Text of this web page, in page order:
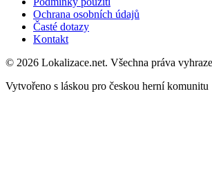
Ochrana osobních údajů
Časté dotazy
Kontakt
© 2026 Lokalizace.net. Všechna práva
Vytvořeno s láskou pro českou herní komunitu